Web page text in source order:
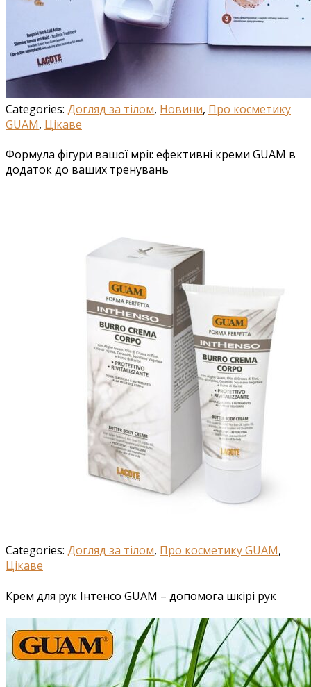
Categories: Догляд за тілом, Новини, Про косметику
GUAM, Цікаве
Формула фігури вашої мрії: ефективні креми GUAM в
додаток до ваших тренувань
Categories: Догляд за тілом, Про косметику GUAM,
Цікаве
Крем для рук Інтенсо GUAM – допомога шкірі рук